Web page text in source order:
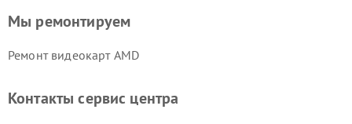
Мы ремонтируем
Ремонт видеокарт AMD
Контакты сервис центра